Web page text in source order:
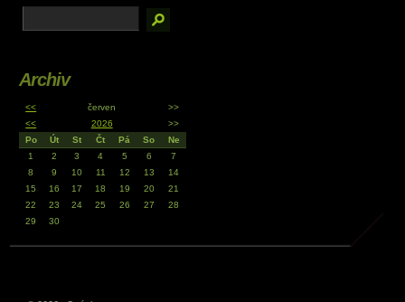
Archiv
<< červen
>>
<<
2026
>>
Po
Út St Čt Pá So
Ne
1
2 3 4 5 6
7
8
9 10 11 12 13
14
15
16 17 18 19 20
21
22
23 24 25 26 27
28
29
30